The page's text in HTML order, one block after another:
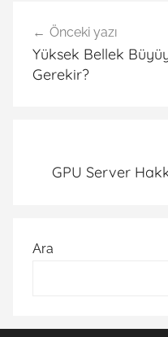
gezinmesi
Önceki yazı
Yüksek Bellek
Gerekir?
GPU Server
Ara